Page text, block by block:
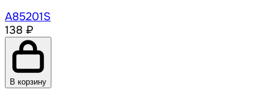
A85201S
138 ₽
В корзину